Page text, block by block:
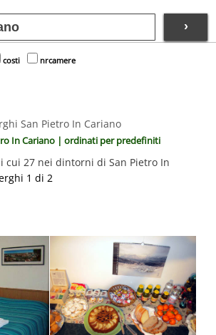
›
costi nrcamere
San Pietro In Cariano
In Cariano | ordinati per predefiniti
cui 27 nei dintorni di San Pietro In
1 di 2